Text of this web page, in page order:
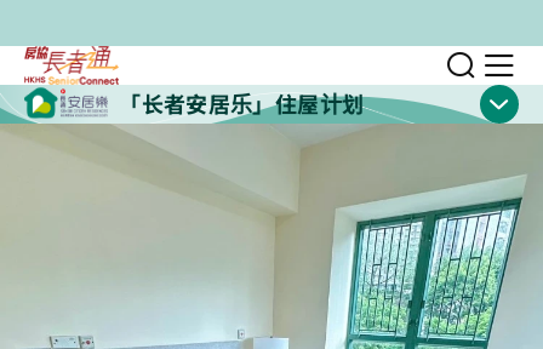
跳至主要内容
切换
显
「长者安居乐」住屋计划
显